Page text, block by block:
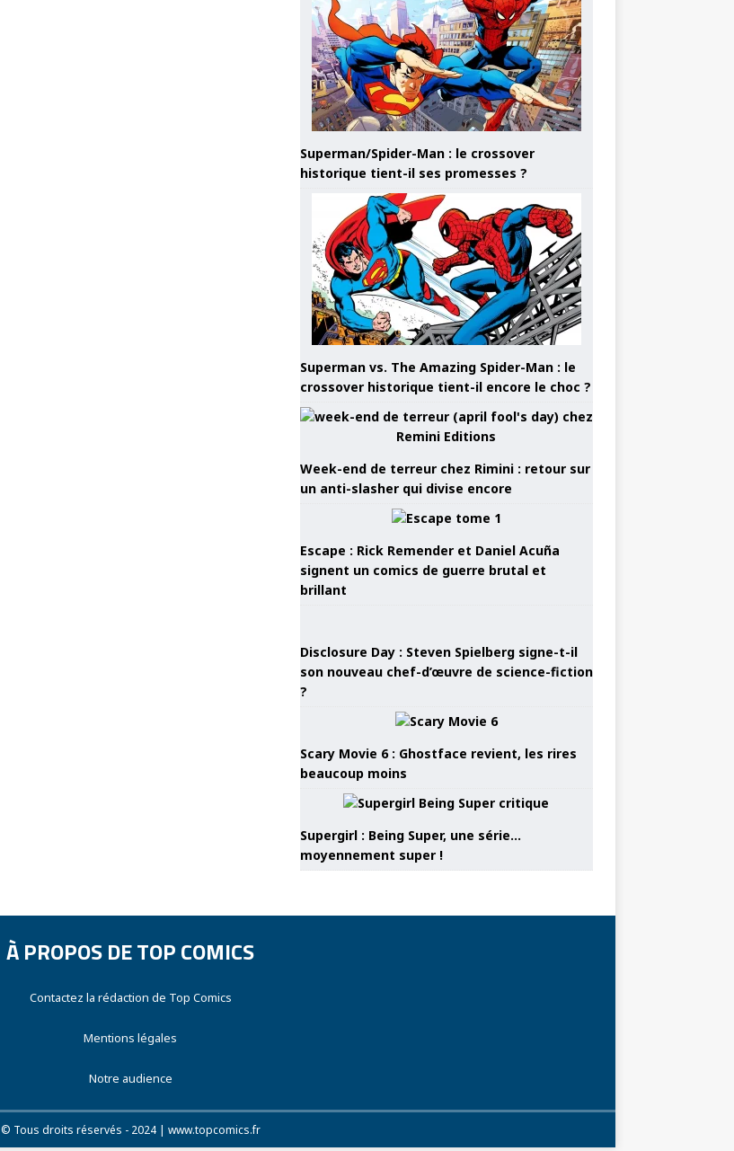
Superman/Spider-Man : le crossover
historique tient-il ses promesses ?
Superman vs. The Amazing Spider-Man : le
crossover historique tient-il encore le choc ?
Week-end de terreur chez Rimini : retour sur
un anti-slasher qui divise encore
Escape : Rick Remender et Daniel Acuña
signent un comics de guerre brutal et
brillant
Disclosure Day : Steven Spielberg signe-t-il
son nouveau chef-d’œuvre de science-fiction
?
Scary Movie 6 : Ghostface revient, les rires
beaucoup moins
Supergirl : Being Super, une série…
moyennement super !
À PROPOS DE TOP COMICS
Contactez la rédaction de Top Comics
Mentions légales
Notre audience
© Tous droits réservés - 2024 | www.topcomics.fr